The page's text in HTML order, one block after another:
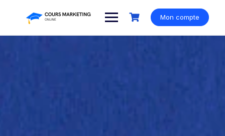
Mon compte